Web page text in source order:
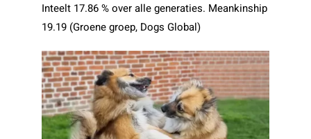
Inteelt 17.86 % over alle generaties. Meankinship
19.19 (Groene groep, Dogs Global)